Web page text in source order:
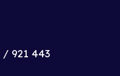
/ 921 443